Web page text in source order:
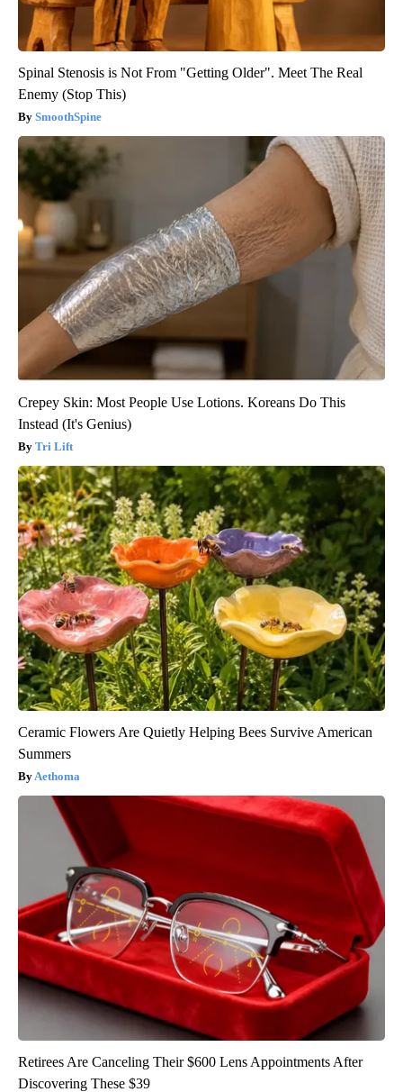
Spinal Stenosis is Not From "Getting Older". Meet The Real
Enemy (Stop This)
SmoothSpine
Crepey Skin: Most People Use Lotions. Koreans Do This
Instead (It's Genius)
Tri Lift
Ceramic Flowers Are Quietly Helping Bees Survive American
Summers
Aethoma
Retirees Are Canceling Their $600 Lens Appointments After
Discovering These $39